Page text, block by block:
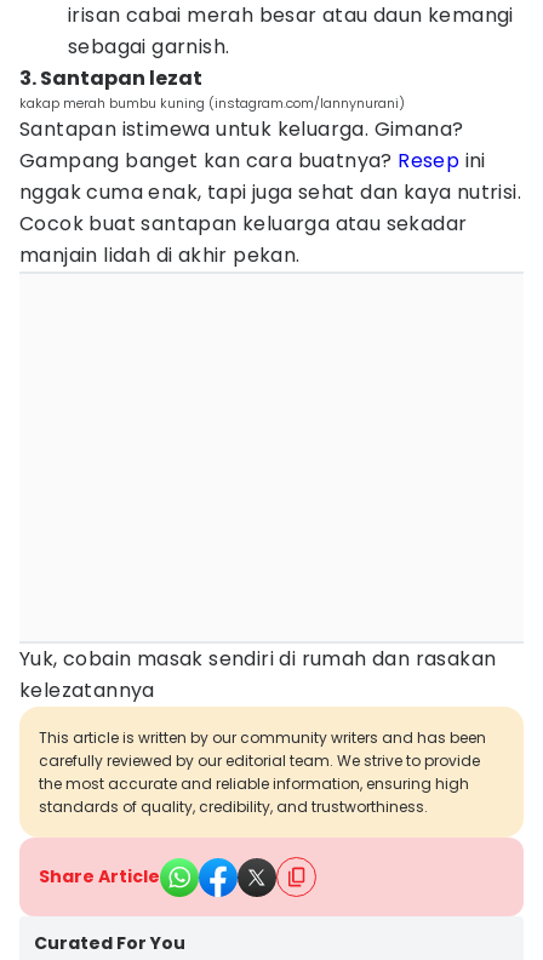
irisan cabai merah besar atau daun kemangi
sebagai garnish.
3. Santapan lezat
kakap merah bumbu kuning (instagram.com/lannynurani)
Santapan istimewa untuk keluarga. Gimana?
Gampang banget kan cara buatnya? Resep ini
nggak cuma enak, tapi juga sehat dan kaya nutrisi.
Cocok buat santapan keluarga atau sekadar
manjain lidah di akhir pekan.
Yuk, cobain masak sendiri di rumah dan rasakan
kelezatannya
This article is written by our community writers and has been
carefully reviewed by our editorial team. We strive to provide
the most accurate and reliable information, ensuring high
standards of quality, credibility, and trustworthiness.
Share Article
Curated For You